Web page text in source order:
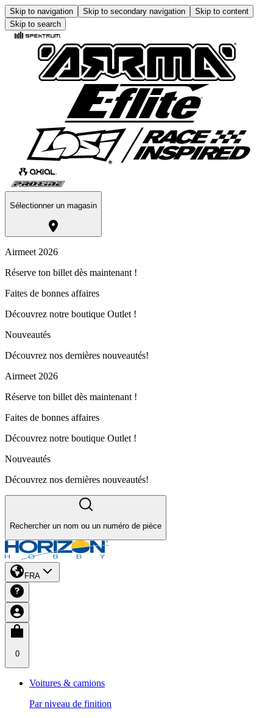
Skip to navigation Skip to secondary navigation
Skip to content
Skip to search
Sélectionner un magasin
Airmeet 2026
Réserve ton billet dès maintenant !
Faites de bonnes affaires
Découvrez notre boutique Outlet !
Nouveautés
Découvrez nos dernières nouveautés!
Airmeet 2026
Réserve ton billet dès maintenant !
Faites de bonnes affaires
Découvrez notre boutique Outlet !
Nouveautés
Découvrez nos dernières nouveautés!
Rechercher un nom ou un numéro de pièce
FRA
0
Voitures & camions
Par niveau de finition